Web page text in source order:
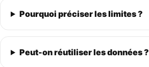
Pourquoi préciser les limites ?
Peut-on réutiliser les données ?